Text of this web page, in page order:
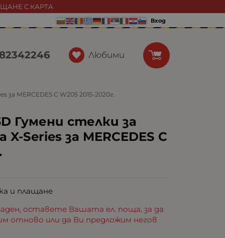
С КАРТА
Вход
Любими
MERCEDES C W205 2015-2020г.
Гумени стелки за
Series за MERCEDES C
и плащане
оставете Вашата ел. поща, за да
отново или да Ви предложим негов